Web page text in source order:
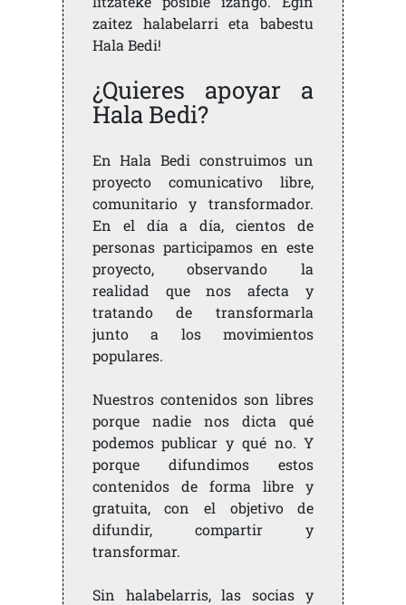
zaitez halabelarri eta babestu
Hala Bedi!
¿Quieres apoyar a
Hala Bedi?
En Hala Bedi construimos un
proyecto comunicativo libre,
comunitario y transformador.
En el día a día, cientos de
personas participamos en este
proyecto, observando la
realidad que nos afecta y
tratando de transformarla
junto a los movimientos
populares.
Nuestros contenidos son libres
porque nadie nos dicta qué
podemos publicar y qué no. Y
porque difundimos estos
contenidos de forma libre y
gratuita, con el objetivo de
difundir, compartir y
transformar.
Sin halabelarris, las socias y